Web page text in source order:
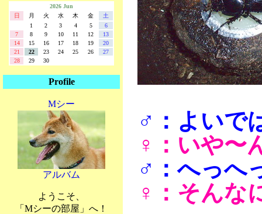
2026 Jun
日
月 火 水 木 金
土
1
2 3 4 5
6
7
8 9 10 11 12
13
14
15 16 17 18 19
20
21
22 23 24 25 26
27
28
29 30
Profile
Mシー
アルバム
ようこそ、
「Mシーの部屋」へ！
♂：よいで
♀：いや〜
♂：へっへ
♀：そんな